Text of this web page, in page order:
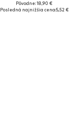
Dostupné veľkosti: S, M
Pôvodne: 18,90 €
Posledná najnižšia cena:5,52 €